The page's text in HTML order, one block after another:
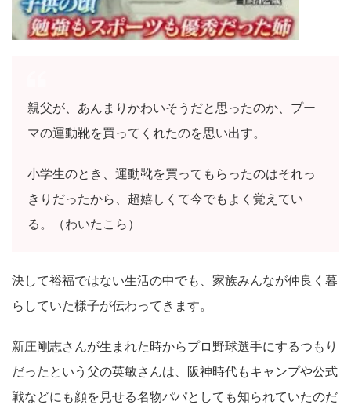
親父が、あんまりかわいそうだと思ったのか、プー
マの運動靴を買ってくれたのを思い出す。
小学生のとき、運動靴を買ってもらったのはそれっ
きりだったから、超嬉しくて今でもよく覚えてい
る。（わいたこら）
決して裕福ではない生活の中でも、家族みんなが仲良く暮
らしていた様子が伝わってきます。
新庄剛志さんが生まれた時からプロ野球選手にするつもり
だったという父の英敏さんは、阪神時代もキャンプや公式
戦などにも顔を見せる名物パパとしても知られていたのだ